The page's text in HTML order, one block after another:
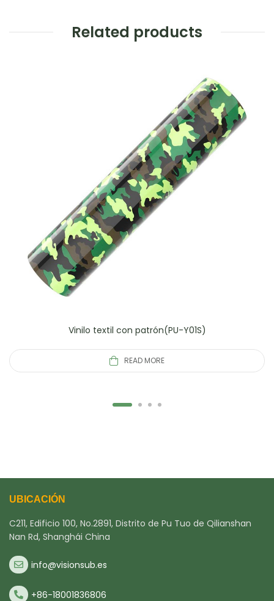
Related products
Vinilo textil con patrón(PU-Y01S)
READ MORE
UBICACIÓN
C211, Edificio 100, No.2891, Distrito de Pu Tuo de Qilianshan
Nan Rd, Shanghái China
info@visionsub.es
+86-18001836806